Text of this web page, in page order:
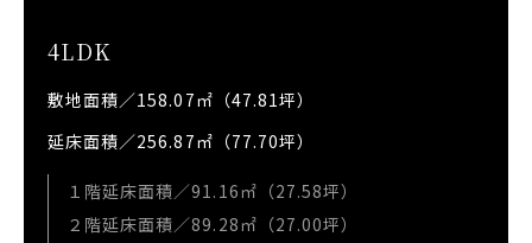
4LDK
敷地面積／158.07㎡（47.81坪）
延床面積／256.87㎡（77.70坪）
１階延床面積／91.16㎡（27.58坪）
２階延床面積／89.28㎡（27.00坪）